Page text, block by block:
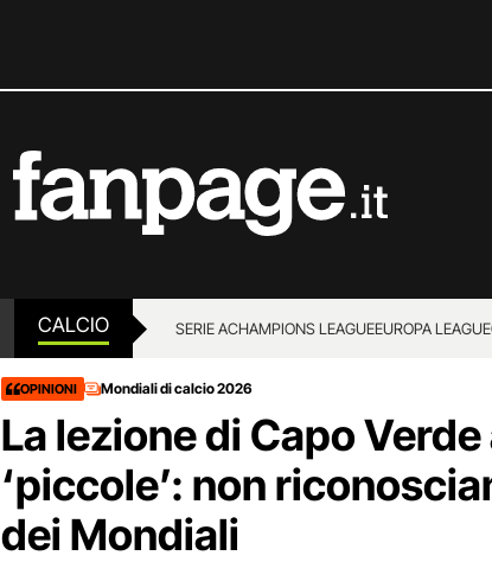
CALCIO SERIE ACHAMPIONS LEAGUEEUROPA LEAGUE
OPINIONI Mondiali di calcio 2026
La lezione di Capo
‘piccole’: non
dei Mondiali